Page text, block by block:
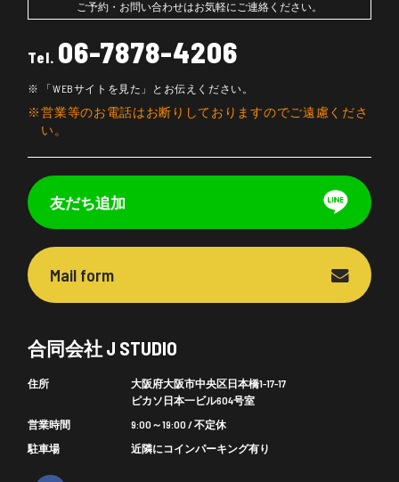
ご予約・お問い合わせはお気軽にご連絡ください。
Tel. 06-7878-4206
「WEBサイトを見た」とお伝えください。
営業等のお電話はお断りしておりますのでご遠慮くださ
い。
友だち追加
Mail form
合同会社 J STUDIO
住所
大阪府大阪市中央区日本橋1-17-17
ピカソ日本一ビル604号室
営業時間
9:00～19:00 / 不定休
駐車場
近隣にコインパーキング有り